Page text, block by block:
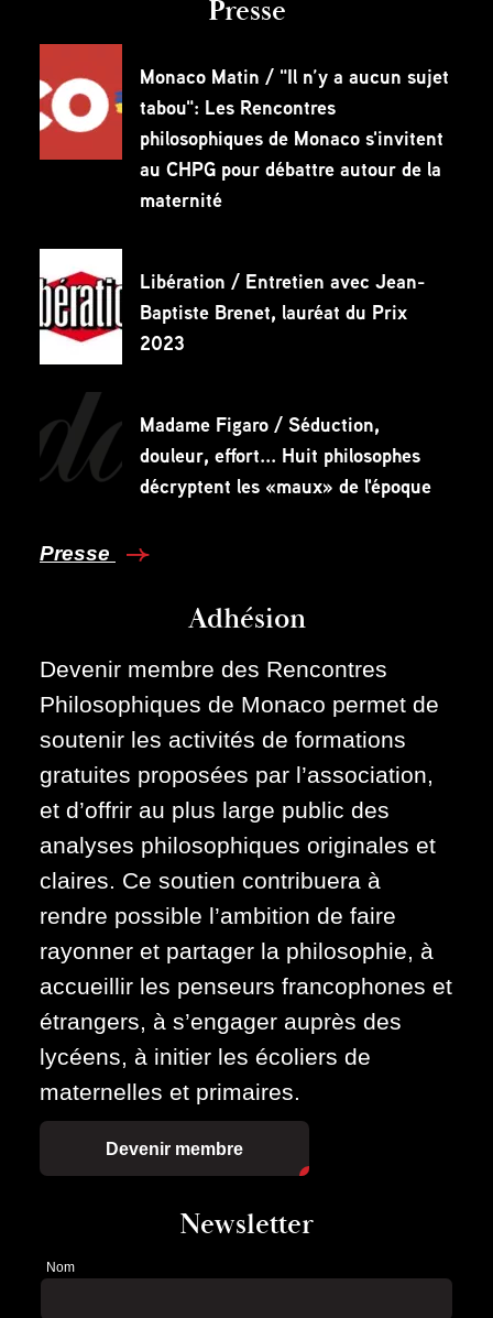
Presse
Monaco Matin / "Il n’y a aucun sujet
tabou": Les Rencontres
philosophiques de Monaco s'invitent
au CHPG pour débattre autour de la
maternité
Libération / Entretien avec Jean-
Baptiste Brenet, lauréat du Prix
2023
Madame Figaro / Séduction,
douleur, effort... Huit philosophes
décryptent les «maux» de l'époque
Presse
Adhésion
Devenir membre des Rencontres
Philosophiques de Monaco permet de
soutenir les activités de formations
gratuites proposées par l’association,
et d’offrir au plus large public des
analyses philosophiques originales et
claires. Ce soutien contribuera à
rendre possible l’ambition de faire
rayonner et partager la philosophie, à
accueillir les penseurs francophones et
étrangers, à s’engager auprès des
lycéens, à initier les écoliers de
maternelles et primaires.
Devenir membre
Newsletter
Newsletter
Nom